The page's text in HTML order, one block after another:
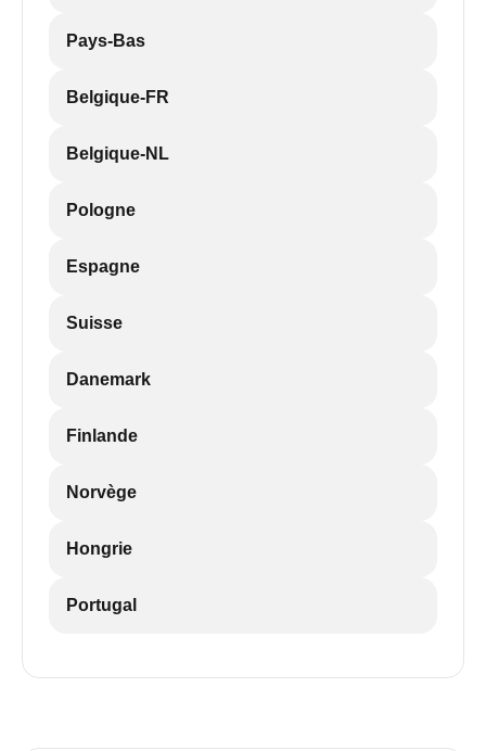
Pays-Bas
Belgique-FR
Belgique-NL
Pologne
Espagne
Suisse
Danemark
Finlande
Norvège
Hongrie
Portugal